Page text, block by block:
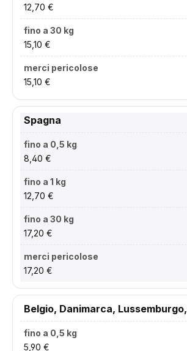
12,70 €
15,10 €
15,10 €
Spagna
8,40 €
12,70 €
17,20 €
17,20 €
Belgio, Danimarca,
5,90 €